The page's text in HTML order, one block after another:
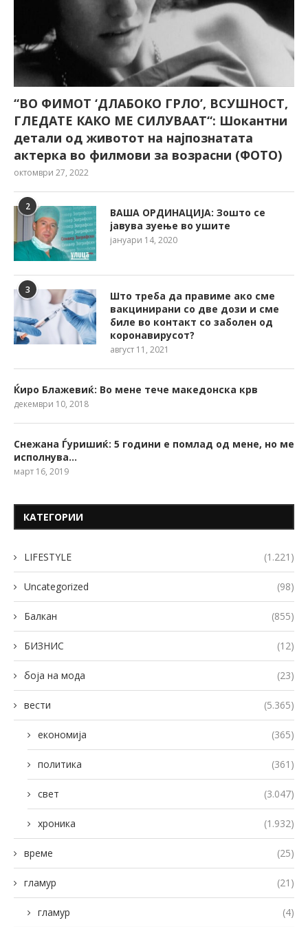
“ВО ФИМОТ ‘ДЛАБОКО ГРЛО’, ВСУШНОСТ,
ГЛЕДАТЕ КАКО МЕ СИЛУВААТ“: Шокантни
детали од животот на најпознатата
актерка во филмови за возрасни (ФОТО)
октомври 27, 2022
2
ВАША ОРДИНАЦИЈА: Зошто се
јавува зуење во ушите
јануари 14, 2020
3
Што треба да правиме ако сме
вакцинирани со две дози и сме
биле во контакт со заболен од
коронавирусот?
август 11, 2021
Ќиро Блажевиќ: Во мене тече македонска крв
декември 10, 2018
Снежана Ѓуришиќ: 5 години е помлад од мене, но ме
исполнува…
март 16, 2019
КАТЕГОРИИ
LIFESTYLE (1.221)
Uncategorized (98)
Балкан (855)
БИЗНИС (12)
боја на мода (23)
вести (5.365)
економија (365)
политика (361)
свет (3.047)
хроника (1.932)
време (25)
гламур (21)
гламур (4)